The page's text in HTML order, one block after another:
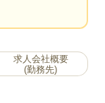
らいい？」
求人会社概要
(勤務先)